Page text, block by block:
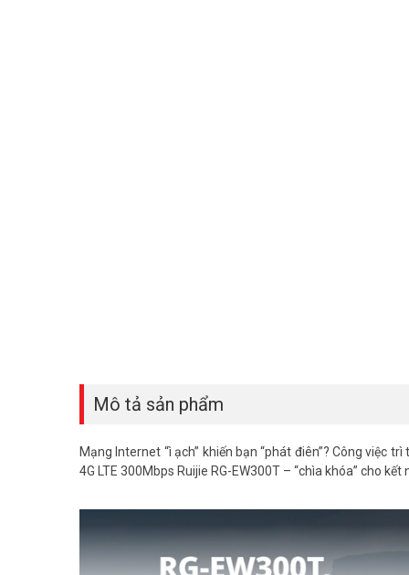
Mô tả sản phẩm
Mạng Internet “ì ạch” khiến bạn “phát điên”? Công việc
4G LTE 300Mbps Ruijie RG-EW300T – “chìa khóa” cho